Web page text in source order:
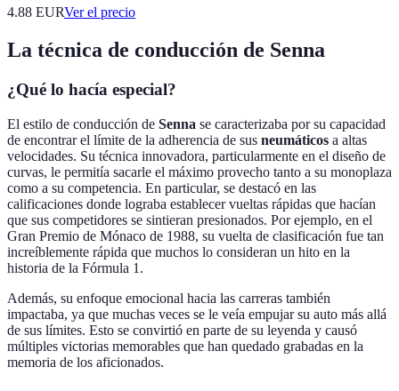
4.88 EURVer el precio
La técnica de conducción de Senna
¿Qué lo hacía especial?
El estilo de conducción de Senna se caracterizaba por su capacidad
de encontrar el límite de la adherencia de sus neumáticos a altas
velocidades. Su técnica innovadora, particularmente en el diseño de
curvas, le permitía sacarle el máximo provecho tanto a su monoplaza
como a su competencia. En particular, se destacó en las
calificaciones donde lograba establecer vueltas rápidas que hacían
que sus competidores se sintieran presionados. Por ejemplo, en el
Gran Premio de Mónaco de 1988, su vuelta de clasificación fue tan
increíblemente rápida que muchos lo consideran un hito en la
historia de la Fórmula 1.
Además, su enfoque emocional hacia las carreras también
impactaba, ya que muchas veces se le veía empujar su auto más allá
de sus límites. Esto se convirtió en parte de su leyenda y causó
múltiples victorias memorables que han quedado grabadas en la
memoria de los aficionados.